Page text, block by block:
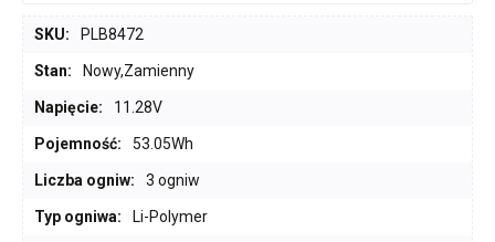
SKU: PLB8472
Stan: Nowy,Zamienny
Napięcie: 11.28V
Pojemność: 53.05Wh
Liczba ogniw: 3 ogniw
Typ ogniwa: Li-Polymer